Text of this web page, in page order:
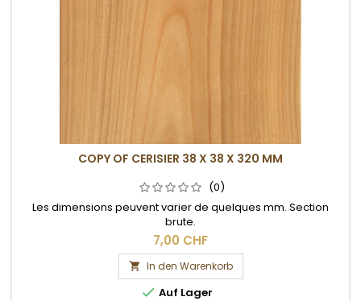
COPY OF CERISIER 38 X 38 X 320 MM
(0)
Les dimensions peuvent varier de quelques mm. Section
brute.
7,00 CHF
 In den Warenkorb
 Auf Lager